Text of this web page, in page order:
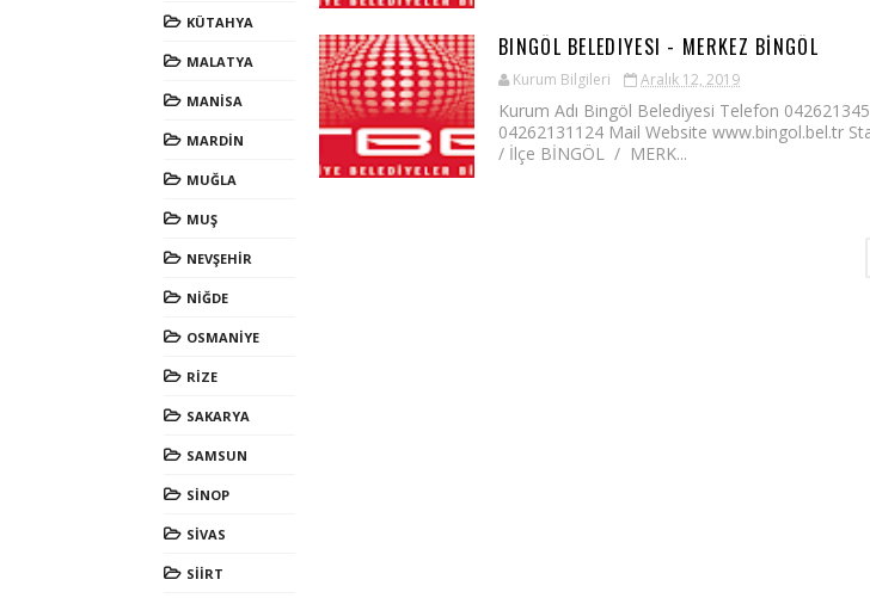
KÜTAHYA
MALATYA
MANİSA
MARDİN
MUĞLA
MUŞ
NEVŞEHİR
NİĞDE
OSMANİYE
RİZE
SAKARYA
SAMSUN
SİNOP
SİVAS
SİİRT
BINGÖL BELEDIYESI - MERKEZ BİNGÖL
Kurum Bilgileri Aralık 12, 2019
Kurum Adı Bingöl Belediyesi Telefon
04262131124 Mail Website www.bingol.bel.tr
/ İlçe BİNGÖL / MERK...